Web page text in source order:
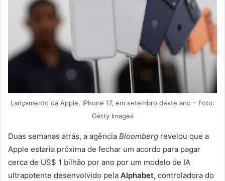
Lançamento da Apple, iPhone 17, em setembro deste ano – Foto:
Getty Images
Duas semanas atrás, a agência Bloomberg revelou que a
Apple estaria próxima de fechar um acordo para pagar
cerca de US$ 1 bilhão por ano por um modelo de IA
ultrapotente desenvolvido pela Alphabet, controladora do